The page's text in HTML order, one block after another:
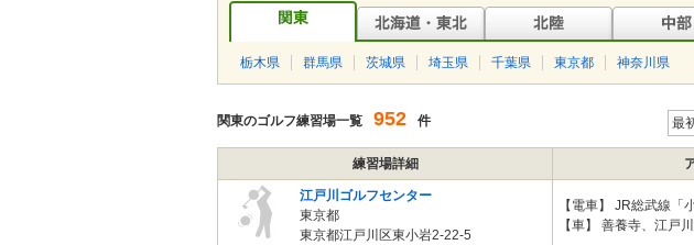
栃木県 群馬県 茨城県 埼玉県 千葉県 東京都 神奈川県
関東のゴルフ練習場一覧 952 件 最
練習場詳細
江戸川ゴルフセンター
東京都
東京都江戸川区東小岩2-22-5
【電車】 JR総武線「
【車】 善養寺、江戸